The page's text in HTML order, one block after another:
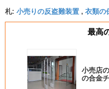
fantastic once you
manual
sweet spot makes
taking the time to
visual clarity is
correctly. The
札: 小売りの反盗難装置 , 衣類の
最高
小売店
の合金